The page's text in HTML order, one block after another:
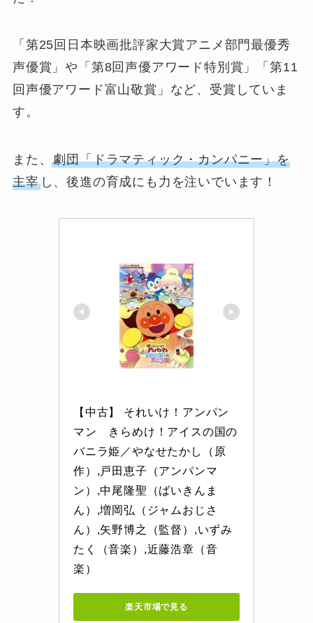
「第25回日本映画批評家大賞アニメ部門最優秀
声優賞」や「第8回声優アワード特別賞」「第11
回声優アワード富山敬賞」など、受賞していま
す。
また、劇団「ドラマティック・カンパニー」を
主宰し、後進の育成にも力を注いでいます！
【中古】 それいけ！アンパン
マン　きらめけ！アイスの国の
バニラ姫／やなせたかし（原
作）,戸田恵子（アンパンマ
ン）,中尾隆聖（ばいきんま
ん）,増岡弘（ジャムおじさ
ん）,矢野博之（監督）,いずみ
たく（音楽）,近藤浩章（音
楽）
楽天市場で見る